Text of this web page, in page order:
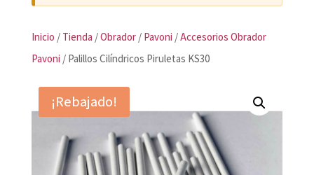
Inicio / Tienda /Obrador/ Pavoni /Accesorios Obrador
Pavoni / Palillos Cilíndricos Piruletas KS30
¡Rebajado!